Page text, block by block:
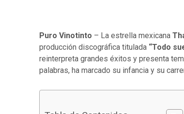
Puro Vinotinto – La estrella mexicana
producción discográfica titulada “Todo
reinterpreta grandes éxitos y presenta
palabras, ha marcado su infancia y su